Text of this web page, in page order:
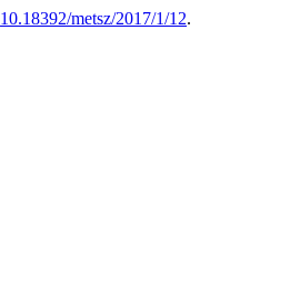
10.18392/metsz/2017/1/12.